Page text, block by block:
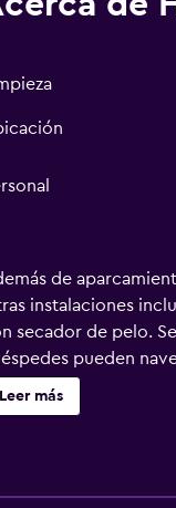
de
instalaciones
secador de pelo.
pueden
cambio de
del alojamiento
Leer más